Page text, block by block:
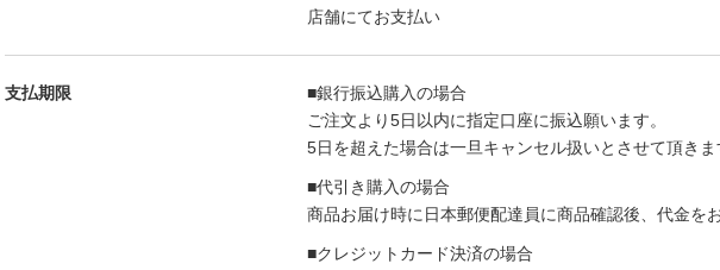
店舗にてお支払い
支払期限
■銀行振込購入の場合
ご注文より5日以内に指定口座に振込願います。
5日を超えた場合は一旦キャンセル扱いとさせて頂きま
■代引き購入の場合
商品お届け時に日本郵便配達員に商品確認後、代金を
■クレジットカード決済の場合